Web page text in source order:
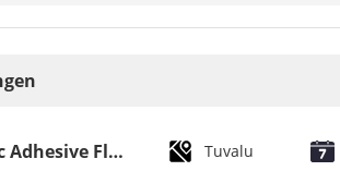
Pvc Adhesive Floor Tiles Commercial Light Embossed Wooden Plastic Flooring Tiles Tuvalu